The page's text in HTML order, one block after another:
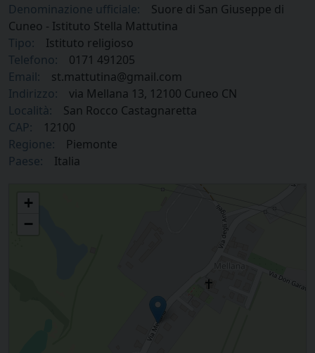
Denominazione ufficiale:
Suore di San Giuseppe di
Cuneo - Istituto Stella Mattutina
Tipo:
Istituto religioso
Telefono:
0171 491205
Email:
st.mattutina@gmail.com
Indirizzo:
via Mellana 13, 12100 Cuneo CN
Località:
San Rocco Castagnaretta
CAP:
12100
Regione:
Piemonte
Paese:
Italia
Suore di San Giuseppe di Cuneo - Istituto Stella Mattutina
+
−